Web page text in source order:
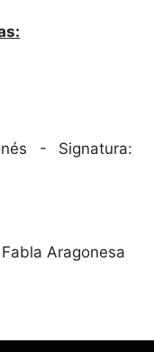
- Signatura:
Aragonesa